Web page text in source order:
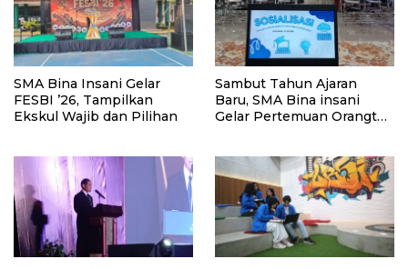
SMA Bina Insani Gelar
FESBI ’26, Tampilkan
Ekskul Wajib dan Pilihan
Sambut Tahun Ajaran
Baru, SMA Bina insani
Gelar Pertemuan Orangtua